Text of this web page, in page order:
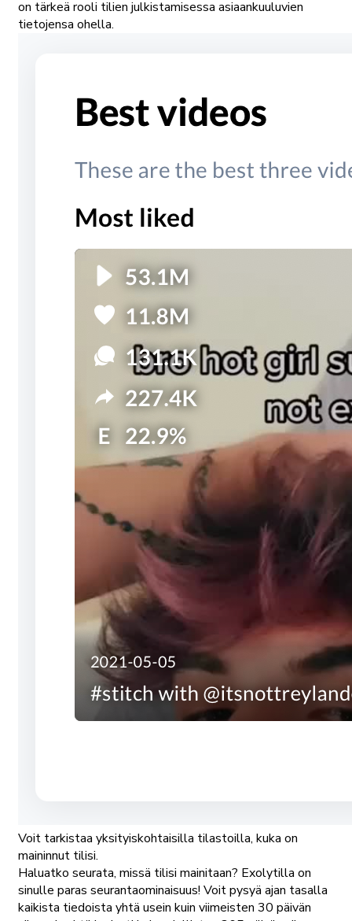
on tärkeä rooli tilien julkistamisessa asiaankuuluvien
tietojensa ohella.
Voit tarkistaa yksityiskohtaisilla tilastoilla, kuka on
maininnut tilisi.
Haluatko seurata, missä tilisi mainitaan? Exolytilla on
sinulle paras seurantaominaisuus! Voit pysyä ajan tasalla
kaikista tiedoista yhtä usein kuin viimeisten 30 päivän